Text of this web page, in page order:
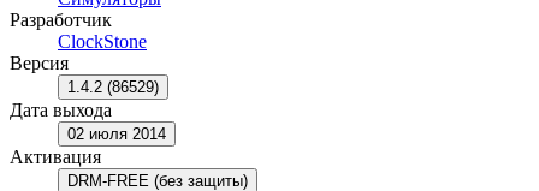
Разработчик
ClockStone
Версия
1.4.2 (86529)
Дата выхода
02 июля 2014
Активация
DRM-FREE (без защиты)